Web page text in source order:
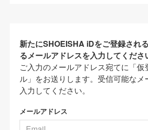
新たにSHOEISHA iDをご登録され
るメールアドレスを入力してくださ
ご入力のメールアドレス宛てに「仮
ル」をお送りします。受信可能なメ
入力してください。
メールアドレス